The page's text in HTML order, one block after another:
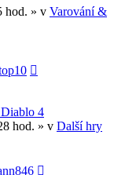
hod. » v Varování &
4
hod. » v Další hry